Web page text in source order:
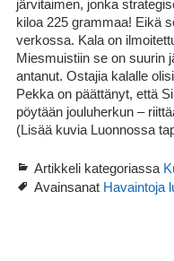
järvitaimen, jonka
kiloa 225 grammaa! Eikä
verkossa. Kala on
Miesmuistiin se on suurin
antanut. Ostajia kalalle
Pekka on päättänyt, että
pöytään jouluherkun –
(Lisää kuvia Luonnossa
Artikkeli kategoriassa
Avainsanat Havaintoja